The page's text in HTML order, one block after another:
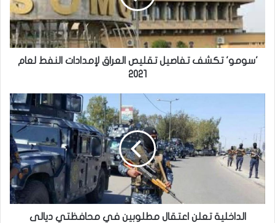
لإمدادات
لعام
2021
'سومو' تكشف تفاصيل تقليص العراق لإمدادات النفط لعام
2021
مطلوبين
في
محافظتي
ديالى
وصلاح
الدين
الداخلية تعلن اعتقال مطلوبين في محافظتي ديالى